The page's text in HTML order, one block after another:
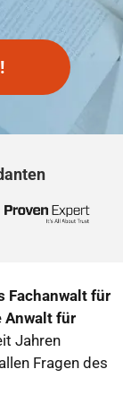
Fachanwalt für
Anwalt für
Jahren
Fragen des